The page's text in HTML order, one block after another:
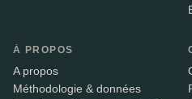
À PROPOS
A propos
Méthodologie & données